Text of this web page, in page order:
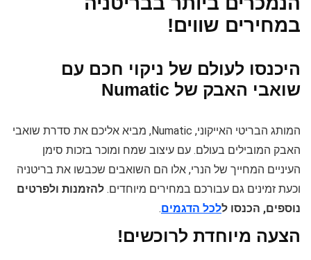
במחירים שווים!
היכנסו לעולם של ניקוי חכם עם
שואבי האבק של Numatic
המותג הבריטי האייקוני, Numatic, מביא אליכם את סדרת שואבי
האבק המובילים בעולם. עם עיצוב שמח ומוכר בזכות סימן
העיניים המחייך של הנרי, אלו הם השואבים שכבשו את בריטניה
וכעת זמינים גם עבורכם במחירים מיוחדים. להזמנות ולפרטים
נוספים, הכנסו ללכל הדגמים.
הצעה מיוחדת לרוכשים!